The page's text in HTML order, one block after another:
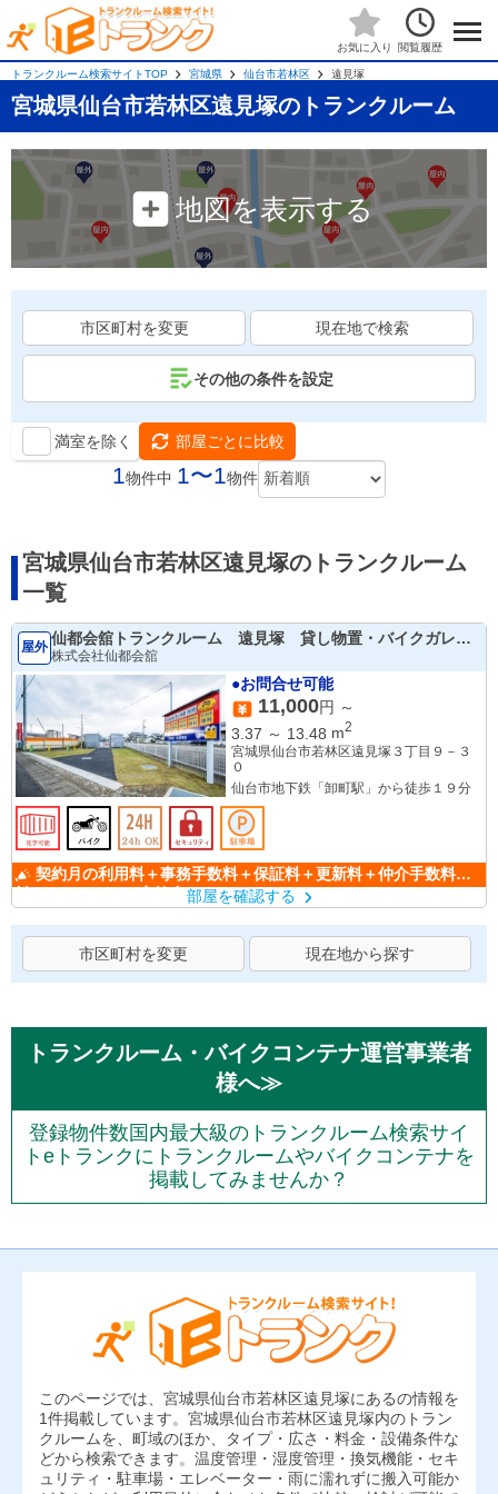
お気に入り 閲覧履歴
トランクルーム検索サイトTOP 宮城県 仙台市若林区 遠見塚
宮城県仙台市若林区遠見塚のトランクルーム
地図を表示する
市区町村を変更 現在地で検索
その他の条件を設定
満室を除く 部屋ごとに比較
1物件中 1〜1物件
宮城県仙台市若林区遠見塚のトランクルーム
一覧
屋外 仙都会舘トランクルーム 遠見塚 貸し物置・バイクガレー
ジ
株式会社仙都会舘
●お問合せ可能
11,000円 ～
3.37 ～ 13.48 m2
宮城県仙台市若林区遠見塚３丁目９－３
０
仙台市地下鉄「卸町駅」から徒歩１９分
料のキャンペーン実施中！！部屋を確認する
市区町村を変更 現在地から探す
トランクルーム・バイクコンテナ運営事業者
様へ≫
登録物件数国内最大級のトランクルーム検索サイ
トeトランクにトランクルームやバイクコンテナを
掲載してみませんか？
このページでは、宮城県仙台市若林区遠見塚にあるの情報を
1件掲載しています。宮城県仙台市若林区遠見塚内のトラン
クルームを、町域のほか、タイプ・広さ・料金・設備条件な
どから検索できます。温度管理・湿度管理・換気機能・セキ
ュリティ・駐車場・エレベーター・雨に濡れずに搬入可能か